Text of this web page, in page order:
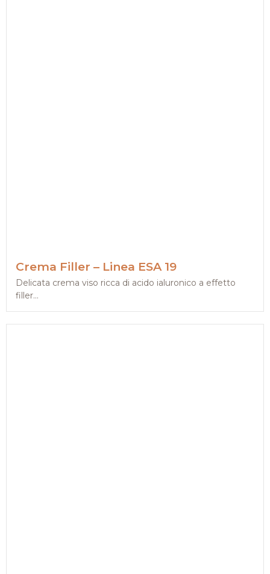
Crema Filler – Linea ESA 19
Delicata crema viso ricca di acido ialuronico a effetto
filler...